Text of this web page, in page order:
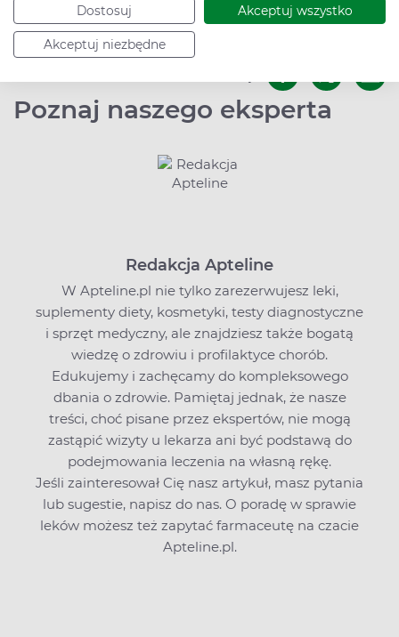
Dostosuj Akceptuj wszystko
Akceptuj niezbędne
Data dodania: 7.06.2023
Poznaj naszego eksperta
Redakcja Apteline
W Apteline.pl nie tylko zarezerwujesz leki,
suplementy diety, kosmetyki, testy diagnostyczne
i sprzęt medyczny, ale znajdziesz także bogatą
wiedzę o zdrowiu i profilaktyce chorób.
Edukujemy i zachęcamy do kompleksowego
dbania o zdrowie. Pamiętaj jednak, że nasze
treści, choć pisane przez ekspertów, nie mogą
zastąpić wizyty u lekarza ani być podstawą do
podejmowania leczenia na własną rękę.
Jeśli zainteresował Cię nasz artykuł, masz pytania
lub sugestie, napisz do nas. O poradę w sprawie
leków możesz też zapytać farmaceutę na czacie
Apteline.pl.